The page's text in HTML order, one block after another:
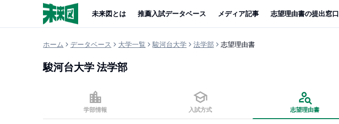
未来図とは 推薦入試データベース メディア記事 志望理由書の提出窓口
ホーム データベース 大学一覧 駿河台大学 法学部 志望理由書
駿河台大学 法学部
学部情報 入試方式 志望理由書